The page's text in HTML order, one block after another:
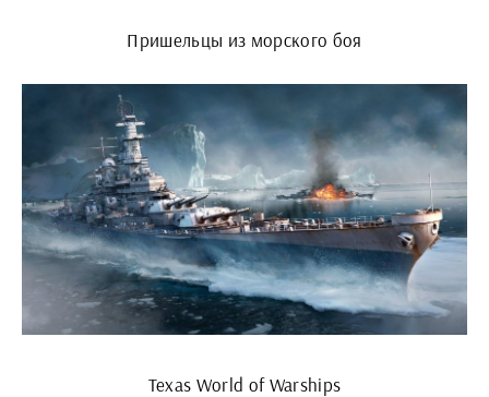
Пришельцы из морского боя
Texas World of Warships